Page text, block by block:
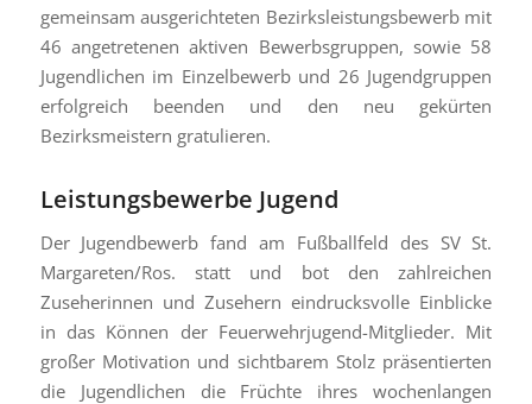
gemeinsam ausgerichteten Bezirksleistungsbewerb mit
46 angetretenen aktiven Bewerbsgruppen, sowie 58
Jugendlichen im Einzelbewerb und 26 Jugendgruppen
erfolgreich beenden und den neu gekürten
Bezirksmeistern gratulieren.
Leistungsbewerbe Jugend
Der Jugendbewerb fand am Fußballfeld des SV St.
Margareten/Ros. statt und bot den zahlreichen
Zuseherinnen und Zusehern eindrucksvolle Einblicke
in das Können der Feuerwehrjugend-Mitglieder. Mit
großer Motivation und sichtbarem Stolz präsentierten
die Jugendlichen die Früchte ihres wochenlangen